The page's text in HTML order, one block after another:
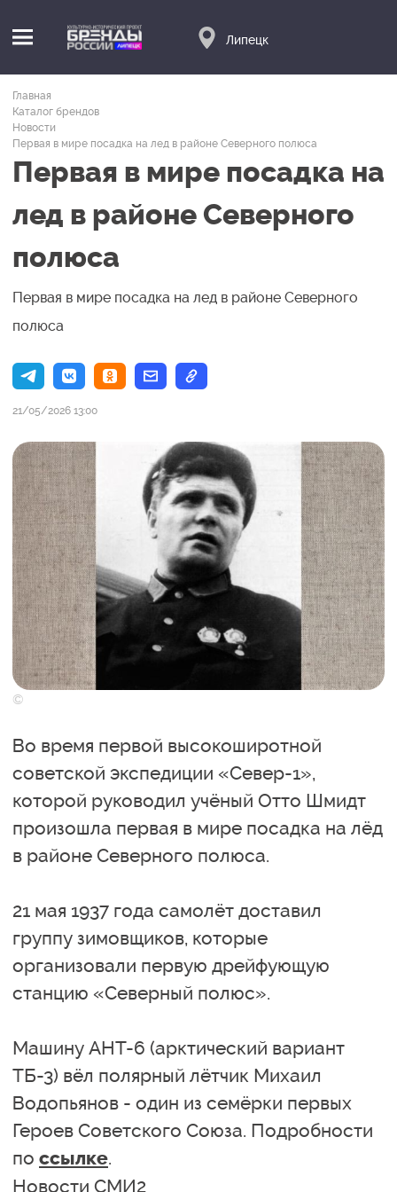
Липецк
Главная
Каталог брендов
Новости
Первая в мире посадка на лед в районе Северного полюса
Первая в мире посадка на
лед в районе Северного
полюса
Первая в мире посадка на лед в районе Северного
полюса
21/05/2026 13:00
©
Во время первой высокоширотной
советской экспедиции «Север-1»,
которой руководил учёный Отто Шмидт
произошла первая в мире посадка на лёд
в районе Северного полюса.
21 мая 1937 года самолёт доставил
группу зимовщиков, которые
организовали первую дрейфующую
станцию «Северный полюс».
Машину АНТ-6 (арктический вариант
ТБ-3) вёл полярный лётчик Михаил
Водопьянов - один из семёрки первых
Героев Советского Союза. Подробности
по ссылке.
Новости СМИ2